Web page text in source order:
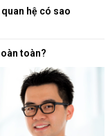
hệ có sao
toàn?